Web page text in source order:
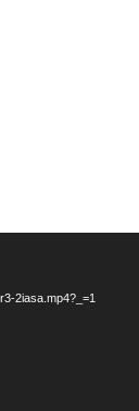
2iasa.mp4?_=1